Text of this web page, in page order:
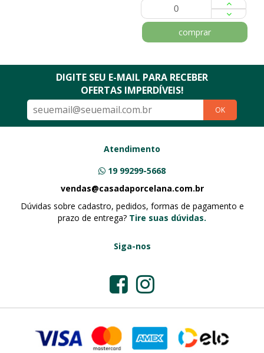
comprar
DIGITE SEU E-MAIL PARA RECEBER
OFERTAS IMPERDÍVEIS!
OK
Atendimento
19 99299-5668
vendas@casadaporcelana.com.br
Dúvidas sobre cadastro, pedidos, formas de pagamento e
prazo de entrega? Tire suas dúvidas.
Siga-nos